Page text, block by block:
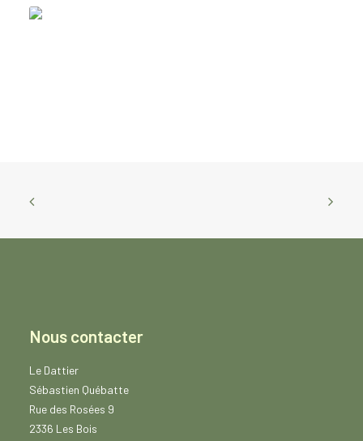
Nous contacter
Le Dattier
Sébastien Québatte
Rue des Rosées 9
2336 Les Bois